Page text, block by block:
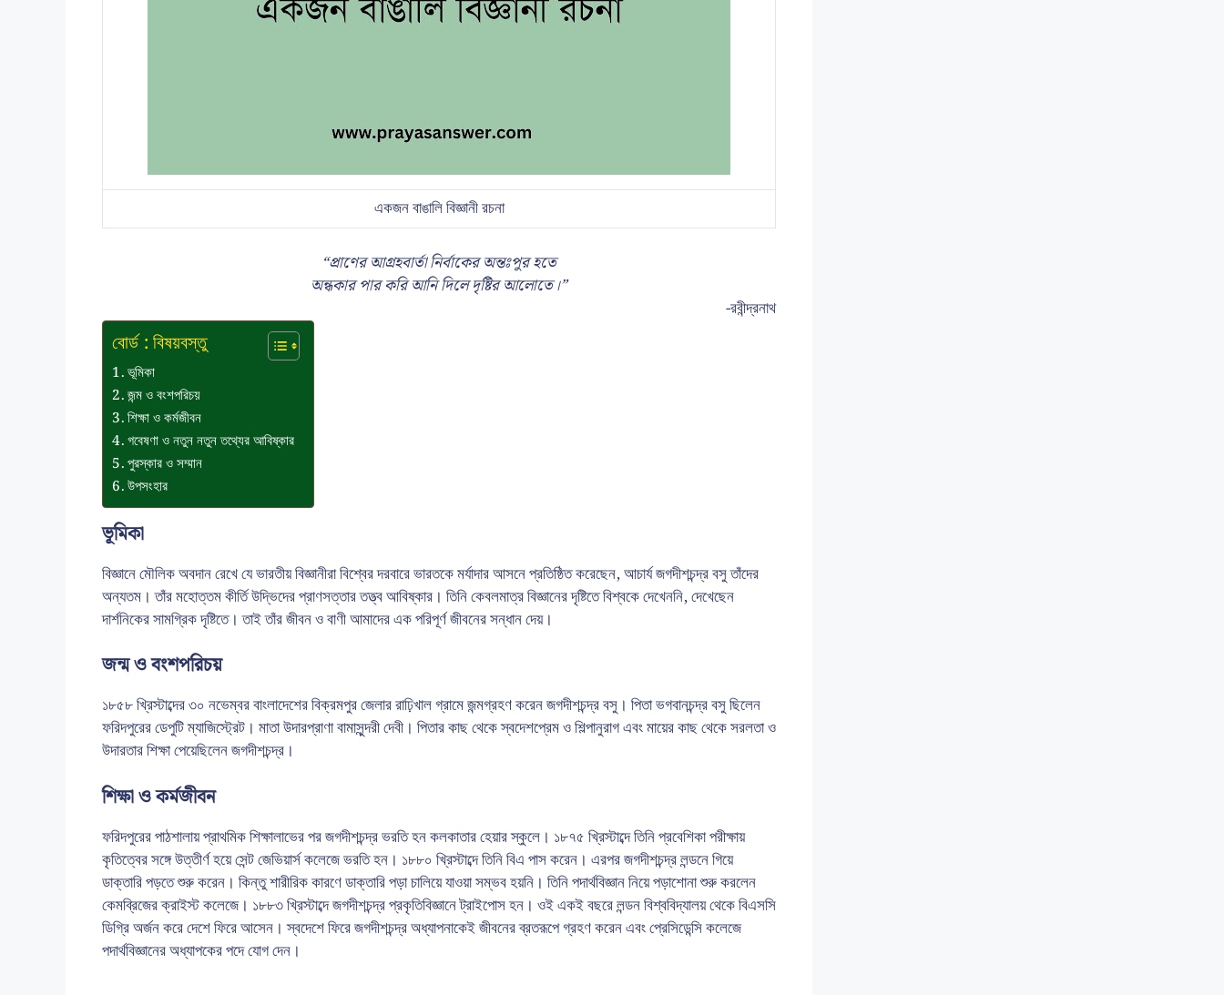
একজন বাঙালি বিজ্ঞানী রচনা
“প্রাণের আগ্রহবার্তা নির্বাকের অন্তঃপুর হতে
অন্ধকার পার করি আনি দিলে দৃষ্টির আলোতে।”
-রবীন্দ্রনাথ
বোর্ড : বিষয়বস্তু
ভূমিকা
জন্ম ও বংশপরিচয়
শিক্ষা ও কর্মজীবন
গবেষণা ও নতুন নতুন তথ্যের আবিষ্কার
পুরস্কার ও সম্মান
উপসংহার
ভূমিকা
বিজ্ঞানে মৌলিক অবদান রেখে যে ভারতীয় বিজ্ঞানীরা বিশ্বের দরবারে ভারতকে মর্যাদার আসনে প্রতিষ্ঠিত করেছেন, আচার্য জগদীশচন্দ্র বসু তাঁদের
অন্যতম। তাঁর মহোত্তম কীর্তি উদ্ভিদের প্রাণসত্তার তত্ত্ব আবিষ্কার। তিনি কেবলমাত্র বিজ্ঞানের দৃষ্টিতে বিশ্বকে দেখেননি, দেখেছেন
দার্শনিকের সামগ্রিক দৃষ্টিতে। তাই তাঁর জীবন ও বাণী আমাদের এক পরিপূর্ণ জীবনের সন্ধান দেয়।
জন্ম ও বংশপরিচয়
১৮৫৮ খ্রিস্টাব্দের ৩০ নভেম্বর বাংলাদেশের বিক্রমপুর জেলার রাঢ়িখাল গ্রামে জন্মগ্রহণ করেন জগদীশচন্দ্র বসু। পিতা ভগবানচন্দ্র বসু ছিলেন
ফরিদপুরের ডেপুটি ম্যাজিস্ট্রেট। মাতা উদারপ্রাণা বামাসুন্দরী দেবী। পিতার কাছ থেকে স্বদেশপ্রেম ও শিল্পানুরাগ এবং মায়ের কাছ থেকে সরলতা ও
উদারতার শিক্ষা পেয়েছিলেন জগদীশচন্দ্র।
শিক্ষা ও কর্মজীবন
ফরিদপুরের পাঠশালায় প্রাথমিক শিক্ষালাভের পর জগদীশচন্দ্র ভরতি হন কলকাতার হেয়ার স্কুলে। ১৮৭৫ খ্রিস্টাব্দে তিনি প্রবেশিকা পরীক্ষায়
কৃতিত্বের সঙ্গে উত্তীর্ণ হয়ে সেন্ট জেভিয়ার্স কলেজে ভরতি হন। ১৮৮০ খ্রিস্টাব্দে তিনি বিএ পাস করেন। এরপর জগদীশচন্দ্র লন্ডনে গিয়ে
ডাক্তারি পড়তে শুরু করেন। কিন্তু শারীরিক কারণে ডাক্তারি পড়া চালিয়ে যাওয়া সম্ভব হয়নি। তিনি পদার্থবিজ্ঞান নিয়ে পড়াশোনা শুরু করলেন
কেমব্রিজের ক্রাইস্ট কলেজে। ১৮৮৩ খ্রিস্টাব্দে জগদীশচন্দ্র প্রকৃতিবিজ্ঞানে ট্রাইপোস হন। ওই একই বছরে লন্ডন বিশ্ববিদ্যালয় থেকে বিএসসি
ডিগ্রি অর্জন করে দেশে ফিরে আসেন। স্বদেশে ফিরে জগদীশচন্দ্র অধ্যাপনাকেই জীবনের ব্রতরূপে গ্রহণ করেন এবং প্রেসিডেন্সি কলেজে
পদার্থবিজ্ঞানের অধ্যাপকের পদে যোগ দেন।